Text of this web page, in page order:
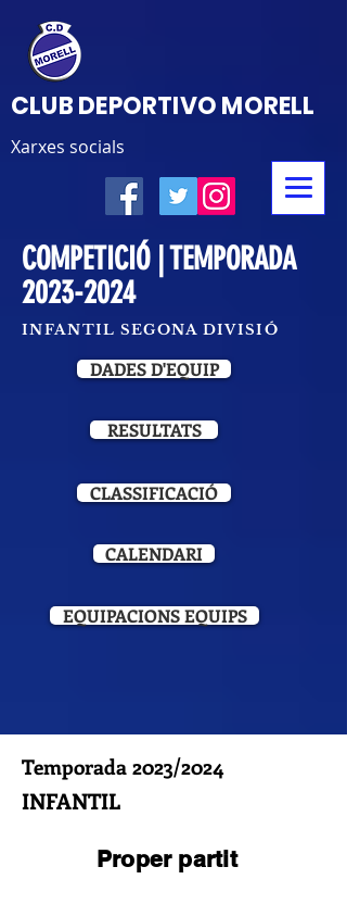
CLUB DEPORTIVO MORELL
Xarxes socials
COMPETICIÓ | TEMPORADA
2023-2024
INFANTIL SEGONA DIVISIÓ
DADES D'EQUIP
RESULTATS
CLASSIFICACIÓ
CALENDARI
EQUIPACIONS EQUIPS
Temporada 2023/2024
INFANTIL
Proper partit